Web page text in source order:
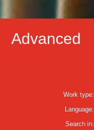
Advanced
Work type:
Language:
Search in: